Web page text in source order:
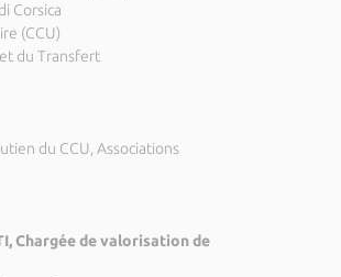
Corsica
(CCU)
du Transfert
du CCU, Associations
Chargée de valorisation de